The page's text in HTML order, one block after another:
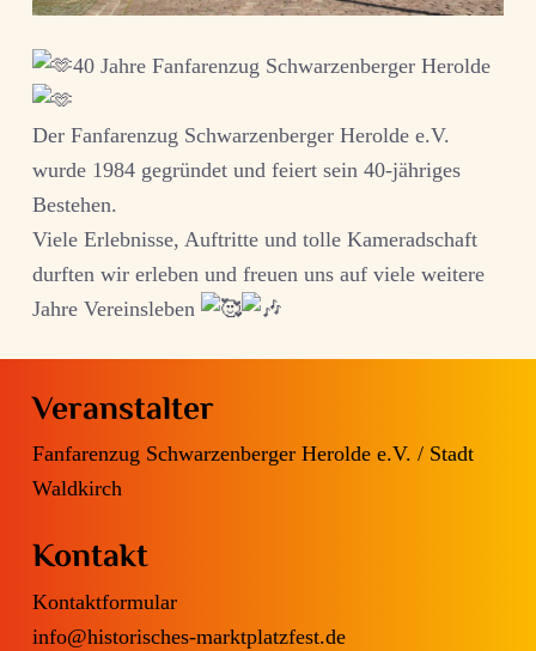
40 Jahre Fanfarenzug Schwarzenberger Herolde
Der Fanfarenzug Schwarzenberger Herolde e.V.
wurde 1984 gegründet und feiert sein 40-jähriges
Bestehen.
Viele Erlebnisse, Auftritte und tolle Kameradschaft
durften wir erleben und freuen uns auf viele weitere
Jahre Vereinsleben
Veranstalter
Fanfarenzug Schwarzenberger Herolde e.V. / Stadt
Waldkirch
Kontakt
Kontaktformular
info@historisches-marktplatzfest.de